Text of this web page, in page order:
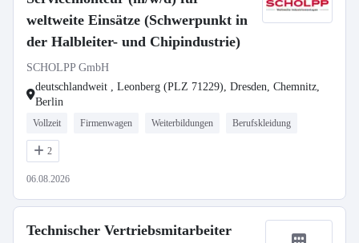
weltweite Einsätze (Schwerpunkt in
der Halbleiter- und Chipindustrie)
SCHOLPP GmbH
deutschlandweit , Leonberg (PLZ 71229), Dresden, Chemnitz,
Berlin
Vollzeit Firmenwagen Weiterbildungen Berufskleidung
2
06.08.2026
Technischer Vertriebsmitarbeiter